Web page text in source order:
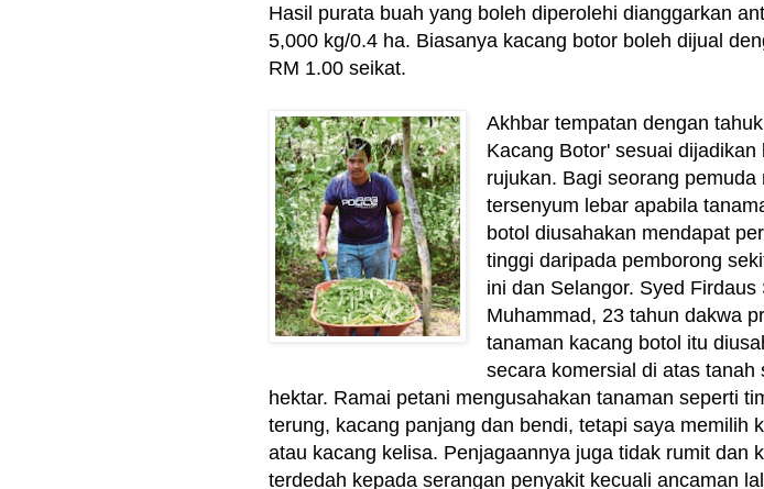
Hasil purata buah yang boleh diperolehi dianggarkan
5,000 kg/0.4 ha. Biasanya kacang botor boleh dijual
RM 1.00 seikat.
Akhbar tempatan dengan
Kacang Botor' sesuai dijadikan
rujukan. Bagi seorang pemuda
tersenyum lebar apabila
botol diusahakan mendapat
tinggi daripada pemborong
ini dan Selangor. Syed Firdaus
Muhammad, 23 tahun dakwa
tanaman kacang botol itu
secara komersial di atas tanah
hektar. Ramai petani mengusahakan tanaman seperti
terung, kacang panjang dan bendi, tetapi saya memilih
atau kacang kelisa. Penjagaannya juga tidak rumit dan
terdedah kepada serangan penyakit kecuali ancaman